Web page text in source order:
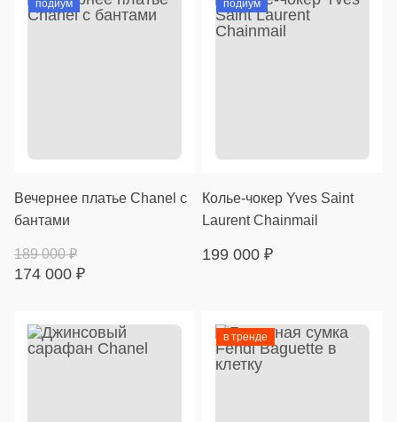
подиум
Вечернее платье Chanel с
бантами
174 000 ₽
189 000₽
подиум
Колье-чокер Yves Saint
Laurent Chainmail
199 000 ₽
в тренде